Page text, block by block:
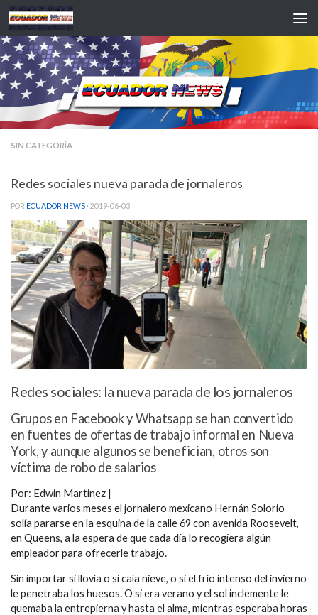
Saltar al contenido
SIN CATEGORÍA
Redes sociales nueva parada de jornaleros
POR ECUADOR NEWS · 2019-06-03
Redes sociales: la nueva parada de los jornaleros
Grupos en Facebook y Whatsapp se han convertido
en fuentes de ofertas de trabajo informal en Nueva
York, y aunque algunos se benefician, otros son
víctima de robo de salarios
Por: Edwin Martinez |
Durante varios meses el jornalero mexicano Hernán Solorio
solía pararse en la esquina de la calle 69 con avenida Roosevelt,
en Queens, a la espera de que cada día lo recogiera algún
empleador para ofrecerle trabajo.
Sin importar si llovía o si caía nieve, o si el frío intenso del invierno
le penetraba los huesos. O si era verano y el sol inclemente le
quemaba la entrepierna y hasta el alma, mientras esperaba horas